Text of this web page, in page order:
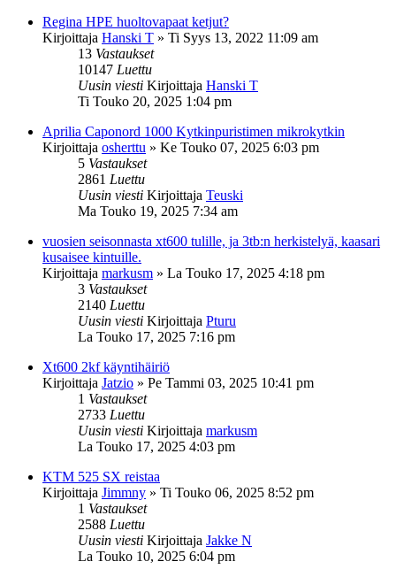
Regina HPE huoltovapaat ketjut?
Kirjoittaja Hanski T » Ti Syys 13, 2022 11:09 am
13 Vastaukset
10147 Luettu
Uusin viesti Kirjoittaja Hanski T
Ti Touko 20, 2025 1:04 pm
Aprilia Caponord 1000 Kytkinpuristimen mikrokytkin
Kirjoittaja osherttu » Ke Touko 07, 2025 6:03 pm
5 Vastaukset
2861 Luettu
Uusin viesti Kirjoittaja Teuski
Ma Touko 19, 2025 7:34 am
vuosien seisonnasta xt600 tulille, ja 3tb:n herkistelyä, kaasari
kusaisee kintuille.
Kirjoittaja markusm » La Touko 17, 2025 4:18 pm
3 Vastaukset
2140 Luettu
Uusin viesti Kirjoittaja Pturu
La Touko 17, 2025 7:16 pm
Xt600 2kf käyntihäiriö
Kirjoittaja Jatzio » Pe Tammi 03, 2025 10:41 pm
1 Vastaukset
2733 Luettu
Uusin viesti Kirjoittaja markusm
La Touko 17, 2025 4:03 pm
KTM 525 SX reistaa
Kirjoittaja Jimmny » Ti Touko 06, 2025 8:52 pm
1 Vastaukset
2588 Luettu
Uusin viesti Kirjoittaja Jakke N
La Touko 10, 2025 6:04 pm